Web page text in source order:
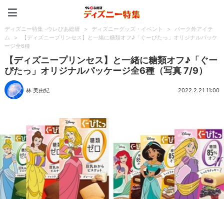
ディズニー特集 -ウレぴあ総研 > ディズニーグッズ・イベント >
パーク外アイテ
ム
>
【ディズニープリンセス】と一緒に糖類オフ♪「ぐーぴたっ」オリジナルパッケ
ージ全6種
【ディズニープリンセス】と一緒に糖類オフ♪「ぐー
ぴたっ」オリジナルパッケージ全6種（写真 7/9）
林 美由紀 2022.2.21 11:00